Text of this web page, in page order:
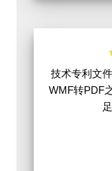
技术专利文
WMF转PDF